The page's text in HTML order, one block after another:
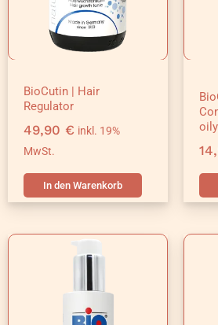
BioCutin | Hair
Regulator
49,90 € inkl. 19%
MwSt.
In den Warenkorb